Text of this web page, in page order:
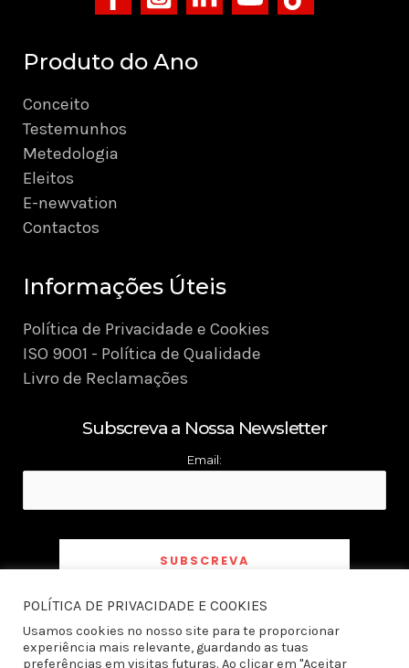
Produto do Ano
Conceito
Testemunhos
Metedologia
Eleitos
E-newvation
Contactos
Informações Úteis
Política de Privacidade e Cookies
ISO 9001 - Política de Qualidade
Livro de Reclamações
Subscreva a Nossa Newsletter
Email:
Ao subscrever a newsletter declaro ter tomado conhecimento e aceito a
de Privacidade
POLÍTICA DE PRIVACIDADE E COOKIES
Usamos cookies no nosso site para te proporcionar
experiência mais relevante, guardando as tuas
preferências em visitas futuras. Ao clicar em "Aceitar